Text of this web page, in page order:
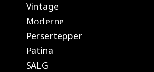
Vintage
Moderne
Persertepper
Patina
SALG